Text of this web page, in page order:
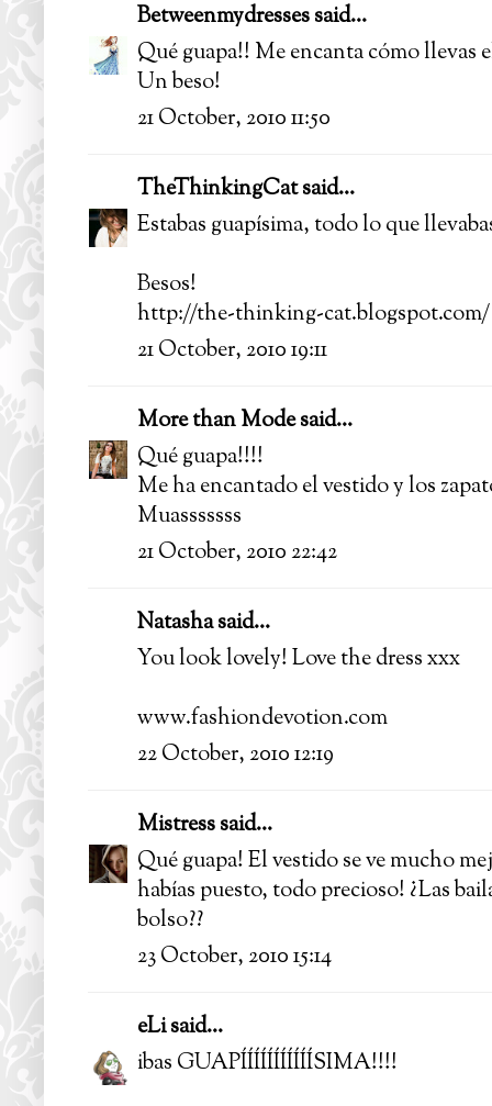
Betweenmydressessaid...
Qué guapa!! Me encanta cómo llevas
Un beso!
21 October, 2010 11:50
TheThinkingCatsaid...
Estabas guapísima, todo lo que
Besos!
http://the-thinking-cat.blogspot.com/
21 October, 2010 19:11
More than Modesaid...
Qué guapa!!!!
Me ha encantado el vestido y los
Muasssssss
21 October, 2010 22:42
Natashasaid...
You look lovely! Love the dress xxx
www.fashiondevotion.com
22 October, 2010 12:19
Mistresssaid...
Qué guapa! El vestido se ve mucho
habías puesto, todo precioso! ¿Las
bolso??
23 October, 2010 15:14
eLisaid...
ibas GUAPÍÍÍÍÍÍÍÍÍÍÍSIMA!!!!